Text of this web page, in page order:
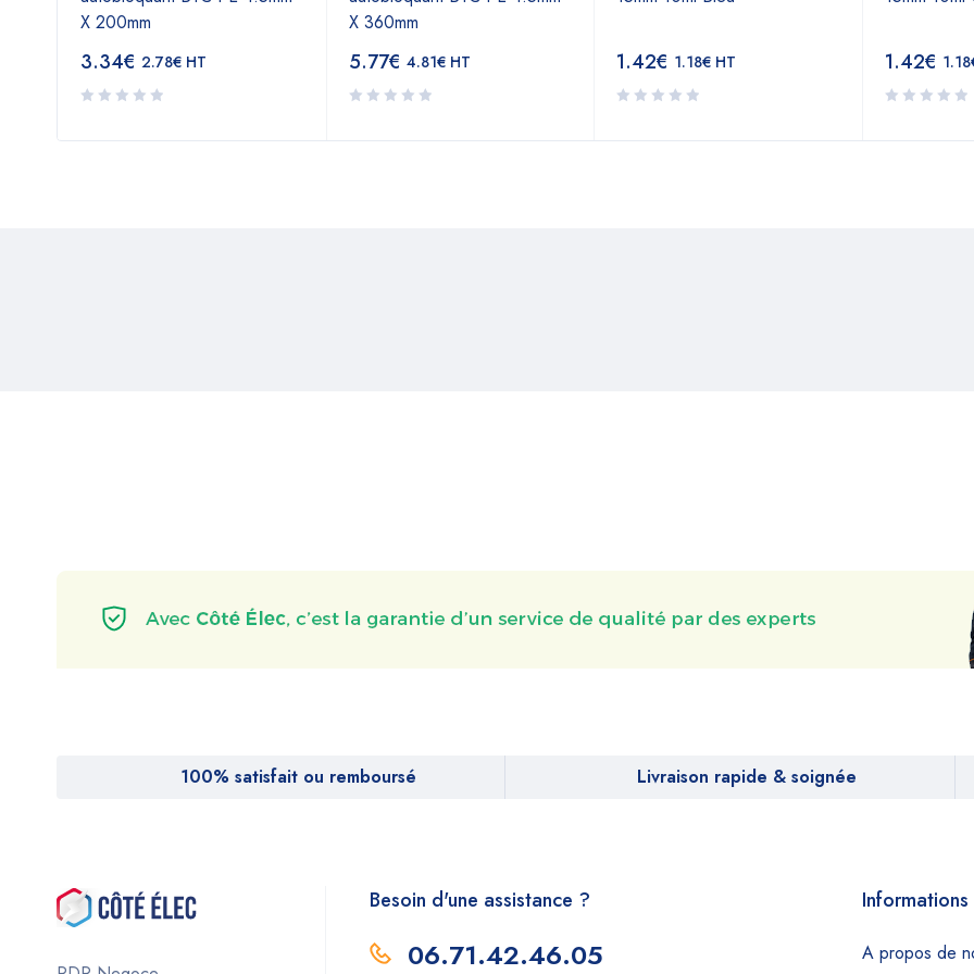
X 200mm
3.34€ 2.78€ HT
X 360mm
5.77€ 4.81€ HT 1.42€ 1.18€ HT 1.42€ 1.18
100% satisfait ou remboursé Livraison rapide & soignée
Besoin d'une assistance ?
06.71.42.46.05
Informations
A propos de